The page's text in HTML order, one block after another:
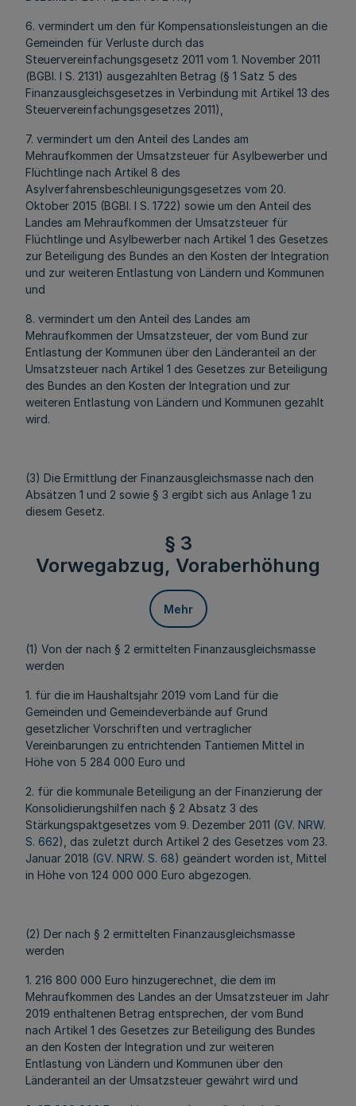
6. vermindert um den für Kompensationsleistungen an die
Gemeinden für Verluste durch das
Steuervereinfachungsgesetz 2011 vom 1. November 2011
(BGBl. I S. 2131) ausgezahlten Betrag (§ 1 Satz 5 des
Finanzausgleichsgesetzes in Verbindung mit Artikel 13 des
Steuervereinfachungsgesetzes 2011),
7. vermindert um den Anteil des Landes am
Mehraufkommen der Umsatzsteuer für Asylbewerber und
Flüchtlinge nach Artikel 8 des
Asylverfahrensbeschleunigungsgesetzes vom 20.
Oktober 2015 (BGBl. I S. 1722) sowie um den Anteil des
Landes am Mehraufkommen der Umsatzsteuer für
Flüchtlinge und Asylbewerber nach Artikel 1 des Gesetzes
zur Beteiligung des Bundes an den Kosten der Integration
und zur weiteren Entlastung von Ländern und Kommunen
und
8. vermindert um den Anteil des Landes am
Mehraufkommen der Umsatzsteuer, der vom Bund zur
Entlastung der Kommunen über den Länderanteil an der
Umsatzsteuer nach Artikel 1 des Gesetzes zur Beteiligung
des Bundes an den Kosten der Integration und zur
weiteren Entlastung von Ländern und Kommunen gezahlt
wird.
(3) Die Ermittlung der Finanzausgleichsmasse nach den
Absätzen 1 und 2 sowie § 3 ergibt sich aus Anlage 1 zu
diesem Gesetz.
§ 3
Vorwegabzug, Voraberhöhung
Mehr
(1) Von der nach § 2 ermittelten Finanzausgleichsmasse
werden
1. für die im Haushaltsjahr 2019 vom Land für die
Gemeinden und Gemeindeverbände auf Grund
gesetzlicher Vorschriften und vertraglicher
Vereinbarungen zu entrichtenden Tantiemen Mittel in
Höhe von 5 284 000 Euro und
2. für die kommunale Beteiligung an der Finanzierung der
Konsolidierungshilfen nach § 2 Absatz 3 des
Stärkungspaktgesetzes vom 9. Dezember 2011 (GV. NRW.
S. 662), das zuletzt durch Artikel 2 des Gesetzes vom 23.
Januar 2018 (GV. NRW. S. 68) geändert worden ist, Mittel
in Höhe von 124 000 000 Euro abgezogen.
(2) Der nach § 2 ermittelten Finanzausgleichsmasse
werden
1. 216 800 000 Euro hinzugerechnet, die dem im
Mehraufkommen des Landes an der Umsatzsteuer im Jahr
2019 enthaltenen Betrag entsprechen, der vom Bund
nach Artikel 1 des Gesetzes zur Beteiligung des Bundes
an den Kosten der Integration und zur weiteren
Entlastung von Ländern und Kommunen über den
Länderanteil an der Umsatzsteuer gewährt wird und